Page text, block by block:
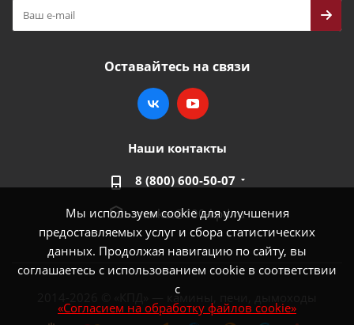
Мы используем cookie для улучшения
предоставляемых услуг и сбора статистических
данных. Продолжая навигацию по сайту, вы
соглашаетесь с использованием cookie в соответствии
с
«Согласием на обработку файлов cookie»
Оставайтесь на связи
Наши контакты
8 (800) 600-50-07
market@100-kpd.ru
2014-2026 © «КПД» — камины, печи, дымоходы